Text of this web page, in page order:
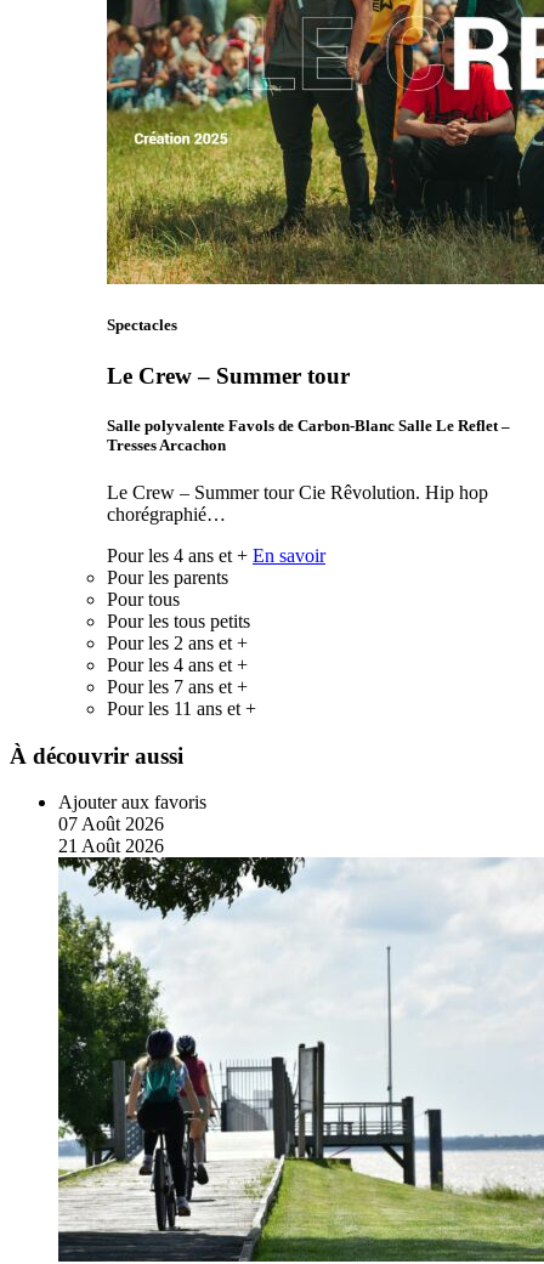
Spectacles
Le Crew – Summer tour
Salle polyvalente Favols de Carbon-Blanc Salle Le Reflet –
Tresses Arcachon
Le Crew – Summer tour Cie Rêvolution. Hip hop
chorégraphié…
Pour les 4 ans et + En savoir
Pour les parents
Pour tous
Pour les tous petits
Pour les 2 ans et +
Pour les 4 ans et +
Pour les 7 ans et +
Pour les 11 ans et +
À découvrir aussi
Ajouter aux favoris
07 Août 2026
21 Août 2026